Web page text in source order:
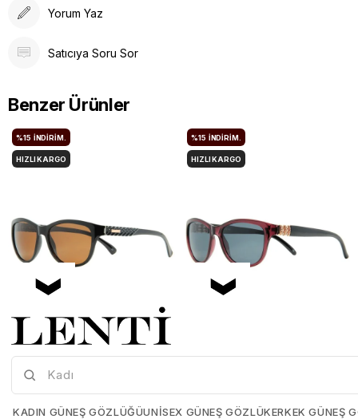
Yorum Yaz
Satıcıya Soru Sor
Benzer Ürünler
Mia-Maria-OF127-C2-56
%15 İNDIRIM.
HIZLI KARGO
Mia-Maria-OF126-C3-56
%15 İNDIRIM.
HIZLI KARGO
KADIN GÜNEŞ GÖZLÜĞÜUNISEX GÜNEŞ GÖZLÜKERKEK GÜNEŞ